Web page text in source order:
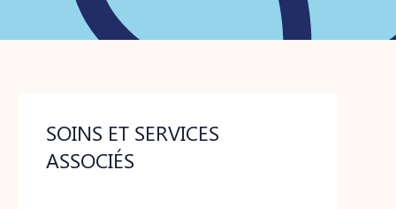
SOINS ET SERVICES
ASSOCIÉS